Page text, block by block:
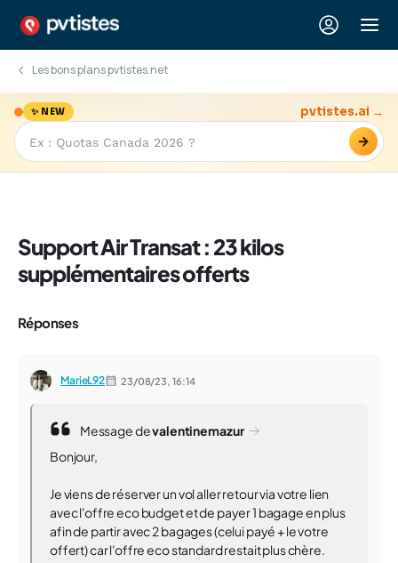
Les bons plans pvtistes.net
✨ NEW
→
pvtistes.ai →
Support Air Transat : 23 kilos
supplémentaires offerts
Réponses
MarieL92 23/08/23, 16:14
Message devalentinemazur
Bonjour,
Je viens de réserver un vol aller retour via votre lien
avec l'offre eco budget et de payer 1 bagage en plus
afin de partir avec 2 bagages (celui payé + le votre
offert) car l'offre eco standard restait plus chère.